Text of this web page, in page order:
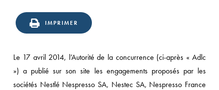
IMPRIMER
Le 17 avril 2014, l’Autorité de la concurrence (ci-après « Adlc
») a publié sur son site les engagements proposés par les
sociétés Nestlé Nespresso SA, Nestec SA, Nespresso France